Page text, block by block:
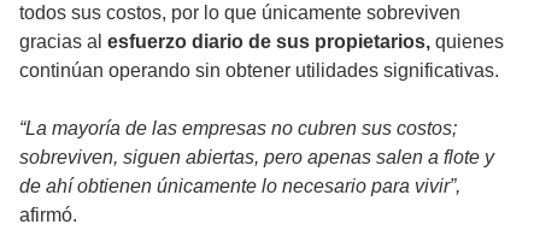
todos sus costos, por lo que únicamente sobreviven
gracias al esfuerzo diario de sus propietarios, quienes
continúan operando sin obtener utilidades significativas.
“La mayoría de las empresas no cubren sus costos;
sobreviven, siguen abiertas, pero apenas salen a flote y
de ahí obtienen únicamente lo necesario para vivir”,
afirmó.